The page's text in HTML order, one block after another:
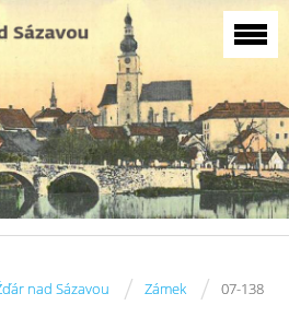
nad Sázavou / Zámek /
07-138